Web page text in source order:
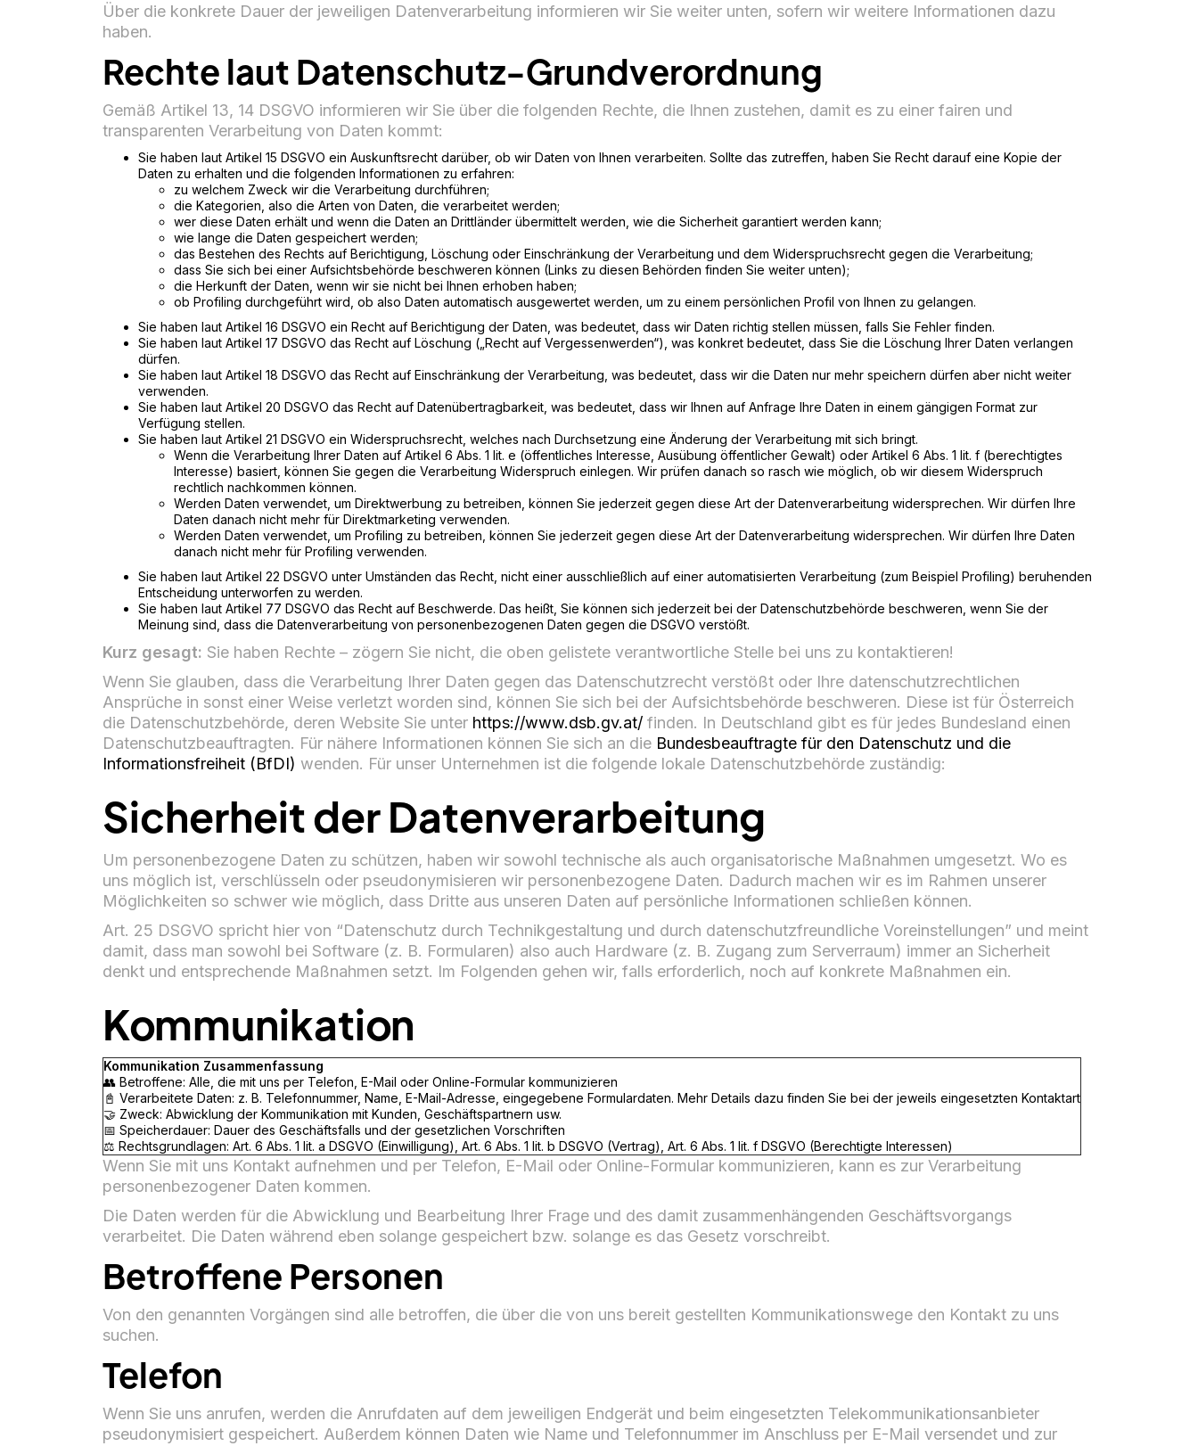
Über die konkrete Dauer der jeweiligen Datenverarbeitung informieren wir Sie weiter unten, sofern wir weitere Informationen dazu
haben.
Rechte laut Datenschutz-Grundverordnung
Gemäß Artikel 13, 14 DSGVO informieren wir Sie über die folgenden Rechte, die Ihnen zustehen, damit es zu einer fairen und
transparenten Verarbeitung von Daten kommt:
Sie haben laut Artikel 15 DSGVO ein Auskunftsrecht darüber, ob wir Daten von Ihnen verarbeiten. Sollte das zutreffen, haben Sie Recht darauf eine Kopie der
Daten zu erhalten und die folgenden Informationen zu erfahren:
zu welchem Zweck wir die Verarbeitung durchführen;
die Kategorien, also die Arten von Daten, die verarbeitet werden;
wer diese Daten erhält und wenn die Daten an Drittländer übermittelt werden, wie die Sicherheit garantiert werden kann;
wie lange die Daten gespeichert werden;
das Bestehen des Rechts auf Berichtigung, Löschung oder Einschränkung der Verarbeitung und dem Widerspruchsrecht gegen die Verarbeitung;
dass Sie sich bei einer Aufsichtsbehörde beschweren können (Links zu diesen Behörden finden Sie weiter unten);
die Herkunft der Daten, wenn wir sie nicht bei Ihnen erhoben haben;
ob Profiling durchgeführt wird, ob also Daten automatisch ausgewertet werden, um zu einem persönlichen Profil von Ihnen zu gelangen.
Sie haben laut Artikel 16 DSGVO ein Recht auf Berichtigung der Daten, was bedeutet, dass wir Daten richtig stellen müssen, falls Sie Fehler finden.
Sie haben laut Artikel 17 DSGVO das Recht auf Löschung („Recht auf Vergessenwerden“), was konkret bedeutet, dass Sie die Löschung Ihrer Daten verlangen
dürfen.
Sie haben laut Artikel 18 DSGVO das Recht auf Einschränkung der Verarbeitung, was bedeutet, dass wir die Daten nur mehr speichern dürfen aber nicht weiter
verwenden.
Sie haben laut Artikel 20 DSGVO das Recht auf Datenübertragbarkeit, was bedeutet, dass wir Ihnen auf Anfrage Ihre Daten in einem gängigen Format zur
Verfügung stellen.
Sie haben laut Artikel 21 DSGVO ein Widerspruchsrecht, welches nach Durchsetzung eine Änderung der Verarbeitung mit sich bringt.
Wenn die Verarbeitung Ihrer Daten auf Artikel 6 Abs. 1 lit. e (öffentliches Interesse, Ausübung öffentlicher Gewalt) oder Artikel 6 Abs. 1 lit. f (berechtigtes
Interesse) basiert, können Sie gegen die Verarbeitung Widerspruch einlegen. Wir prüfen danach so rasch wie möglich, ob wir diesem Widerspruch
rechtlich nachkommen können.
Werden Daten verwendet, um Direktwerbung zu betreiben, können Sie jederzeit gegen diese Art der Datenverarbeitung widersprechen. Wir dürfen Ihre
Daten danach nicht mehr für Direktmarketing verwenden.
Werden Daten verwendet, um Profiling zu betreiben, können Sie jederzeit gegen diese Art der Datenverarbeitung widersprechen. Wir dürfen Ihre Daten
danach nicht mehr für Profiling verwenden.
Sie haben laut Artikel 22 DSGVO unter Umständen das Recht, nicht einer ausschließlich auf einer automatisierten Verarbeitung (zum Beispiel Profiling) beruhenden
Entscheidung unterworfen zu werden.
Sie haben laut Artikel 77 DSGVO das Recht auf Beschwerde. Das heißt, Sie können sich jederzeit bei der Datenschutzbehörde beschweren, wenn Sie der
Meinung sind, dass die Datenverarbeitung von personenbezogenen Daten gegen die DSGVO verstößt.
Kurz gesagt: Sie haben Rechte – zögern Sie nicht, die oben gelistete verantwortliche Stelle bei uns zu kontaktieren!
Wenn Sie glauben, dass die Verarbeitung Ihrer Daten gegen das Datenschutzrecht verstößt oder Ihre datenschutzrechtlichen
Ansprüche in sonst einer Weise verletzt worden sind, können Sie sich bei der Aufsichtsbehörde beschweren. Diese ist für Österreich
die Datenschutzbehörde, deren Website Sie unter https://www.dsb.gv.at/ finden. In Deutschland gibt es für jedes Bundesland einen
Datenschutzbeauftragten. Für nähere Informationen können Sie sich an die Bundesbeauftragte für den Datenschutz und die
Informationsfreiheit (BfDI) wenden. Für unser Unternehmen ist die folgende lokale Datenschutzbehörde zuständig:
Sicherheit der Datenverarbeitung
Um personenbezogene Daten zu schützen, haben wir sowohl technische als auch organisatorische Maßnahmen umgesetzt. Wo es
uns möglich ist, verschlüsseln oder pseudonymisieren wir personenbezogene Daten. Dadurch machen wir es im Rahmen unserer
Möglichkeiten so schwer wie möglich, dass Dritte aus unseren Daten auf persönliche Informationen schließen können.
Art. 25 DSGVO spricht hier von “Datenschutz durch Technikgestaltung und durch datenschutzfreundliche Voreinstellungen” und meint
damit, dass man sowohl bei Software (z. B. Formularen) also auch Hardware (z. B. Zugang zum Serverraum) immer an Sicherheit
denkt und entsprechende Maßnahmen setzt. Im Folgenden gehen wir, falls erforderlich, noch auf konkrete Maßnahmen ein.
Kommunikation
Kommunikation Zusammenfassung
👥 Betroffene: Alle, die mit uns per Telefon, E-Mail oder Online-Formular kommunizieren
📓 Verarbeitete Daten: z. B. Telefonnummer, Name, E-Mail-Adresse, eingegebene Formulardaten. Mehr Details dazu finden Sie bei der jeweils eingesetzten Kontaktart
🤝 Zweck: Abwicklung der Kommunikation mit Kunden, Geschäftspartnern usw.
📅 Speicherdauer: Dauer des Geschäftsfalls und der gesetzlichen Vorschriften
⚖️ Rechtsgrundlagen: Art. 6 Abs. 1 lit. a DSGVO (Einwilligung), Art. 6 Abs. 1 lit. b DSGVO (Vertrag), Art. 6 Abs. 1 lit. f DSGVO (Berechtigte Interessen)
Wenn Sie mit uns Kontakt aufnehmen und per Telefon, E-Mail oder Online-Formular kommunizieren, kann es zur Verarbeitung
personenbezogener Daten kommen.
Die Daten werden für die Abwicklung und Bearbeitung Ihrer Frage und des damit zusammenhängenden Geschäftsvorgangs
verarbeitet. Die Daten während eben solange gespeichert bzw. solange es das Gesetz vorschreibt.
Betroffene Personen
Von den genannten Vorgängen sind alle betroffen, die über die von uns bereit gestellten Kommunikationswege den Kontakt zu uns
suchen.
Telefon
Wenn Sie uns anrufen, werden die Anrufdaten auf dem jeweiligen Endgerät und beim eingesetzten Telekommunikationsanbieter
pseudonymisiert gespeichert. Außerdem können Daten wie Name und Telefonnummer im Anschluss per E-Mail versendet und zur